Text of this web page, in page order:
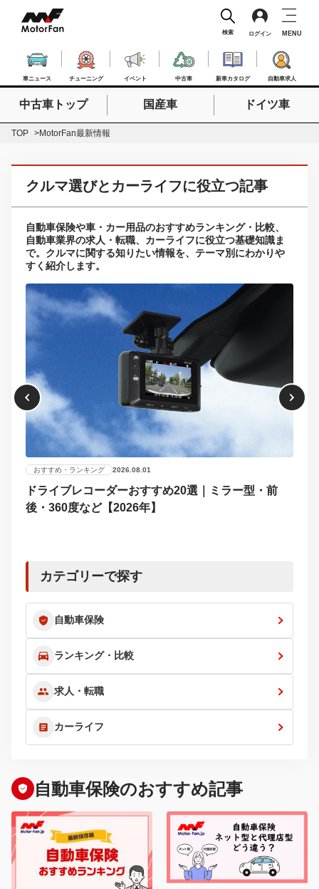
車ニュース チューニング イベント 中古車 新車カタログ 自動車求人
検索 ログイン MENU
検索したいキーワードを入力
中古車トップ 国産車 ドイツ車
TOP MotorFan最新情報
クルマ選びとカーライフに役立つ記事
自動車保険や車・カー用品のおすすめランキング・比較、
自動車業界の求人・転職、カーライフに役立つ基礎知識ま
で。クルマに関する知りたい情報を、テーマ別にわかりや
すく紹介します。
おすすめ・ランキング 2026.08.01
ドライブレコーダーおすすめ20選｜ミラー型・前
後・360度など【2026年】
カテゴリーで探す
自動車保険
ランキング・比較
求人・転職
カーライフ
自動車保険のおすすめ記事